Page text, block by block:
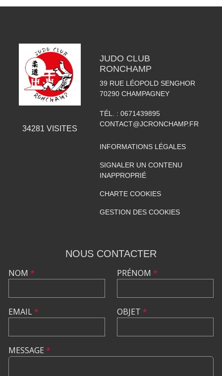
34281 VISITES
JUDO CLUB
RONCHAMP
39 RUE LÉOPOLD SENGHOR
70290 CHAMPAGNEY
TÉL. : 0671439895
CONTACT@JCRONCHAMP.FR
INFORMATIONS LÉGALES
SIGNALER UN CONTENU
INAPPROPRIÉ
CHARTE COOKIES
GESTION DES COOKIES
NOUS CONTACTER
NOM *
EMAIL*
PRÉNOM *
OBJET *
MESSAGE *